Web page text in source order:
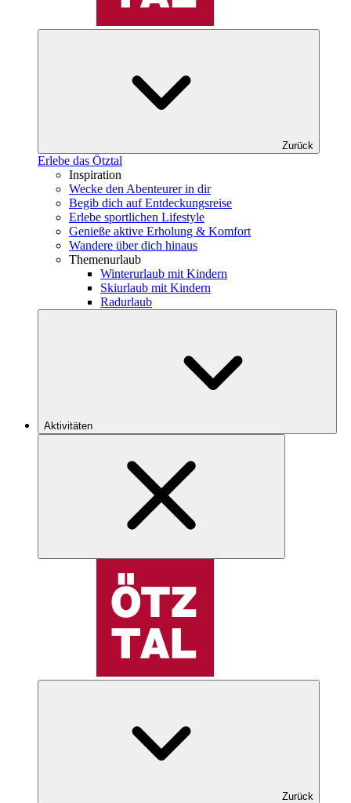
Zurück
Erlebe das Ötztal
Inspiration
Wecke den Abenteurer in dir
Begib dich auf Entdeckungsreise
Erlebe sportlichen Lifestyle
Genieße aktive Erholung & Komfort
Wandere über dich hinaus
Themenurlaub
Winterurlaub mit Kindern
Skiurlaub mit Kindern
Radurlaub
Aktivitäten
Zurück